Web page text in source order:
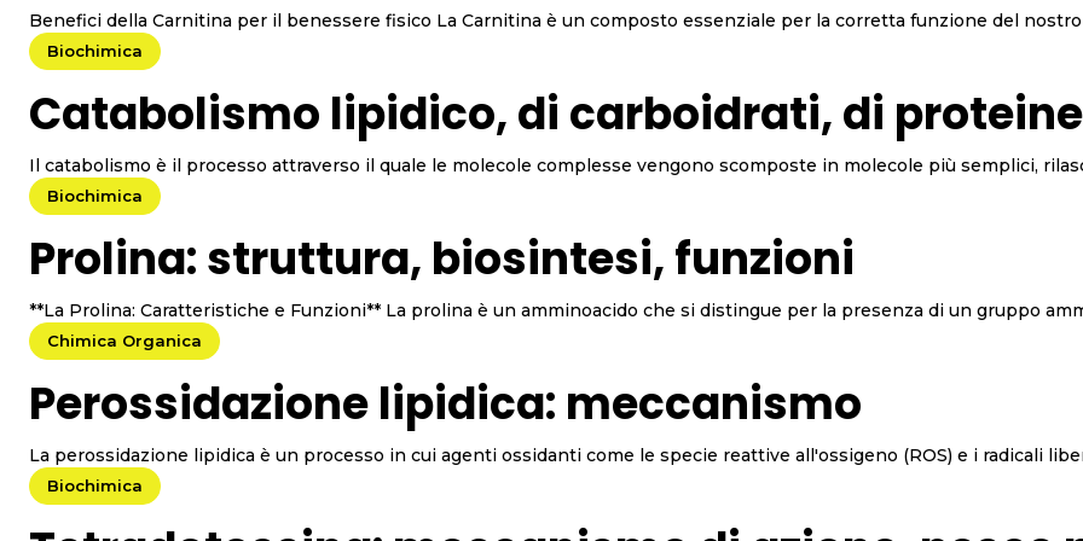
Benefici della Carnitina per il benessere fisico La Carnitina è un composto essenziale per la corretta
Biochimica
Catabolismo lipidico, di carboidrati, di proteine
Il catabolismo è il processo attraverso il quale le molecole complesse vengono scomposte in molecole più semplici,
Biochimica
Prolina: struttura, biosintesi, funzioni
**La Prolina: Caratteristiche e Funzioni** La prolina è un amminoacido che si distingue per la presenza di
Chimica Organica
Perossidazione lipidica: meccanismo
La perossidazione lipidica è un processo in cui agenti ossidanti come le specie reattive all'ossigeno (ROS) e i radicali
Biochimica